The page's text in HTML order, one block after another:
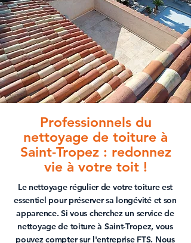
Professionnels du
nettoyage de toiture à
Saint-Tropez : redonnez
vie à votre toit !
Le nettoyage régulier de votre toitureest
essentiel pour préserver sa longévité et son
apparence. Si vous cherchez un service de
nettoyage de toiture à Saint-Tropez, vous
pouvez compter sur l'entreprise FTS. Nous